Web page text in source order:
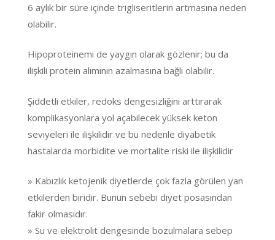
6 aylık bir süre içinde trigliseritlerin artmasına neden
olabilir.
Hipoproteinemi de yaygın olarak gözlenir; bu da
ilişkili protein alımının azalmasına bağlı olabilir.
Şiddetli etkiler, redoks dengesizliğini arttırarak
komplikasyonlara yol açabilecek yüksek keton
seviyeleri ile ilişkilidir ve bu nedenle diyabetik
hastalarda morbidite ve mortalite riski ile ilişkilidir
» Kabızlık ketojenik diyetlerde çok fazla görülen yan
etkilerden biridir. Bunun sebebi diyet posasından
fakir olmasıdır.
» Su ve elektrolit dengesinde bozulmalara sebep